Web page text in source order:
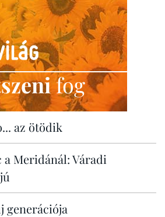
fog
az ötödik
a Meridánál: Váradi
generációja